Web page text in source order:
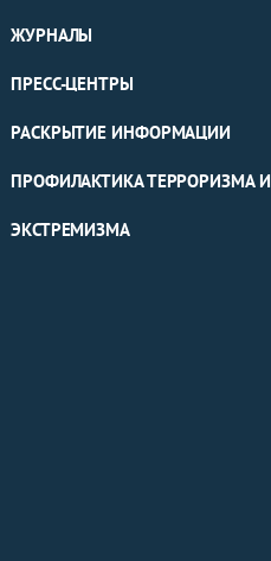
ЖУРНАЛЫ
ПРЕСС-ЦЕНТРЫ
РАСКРЫТИЕ ИНФОРМАЦИИ
ПРОФИЛАКТИКА ТЕРРОРИЗМА И
ЭКСТРЕМИЗМА